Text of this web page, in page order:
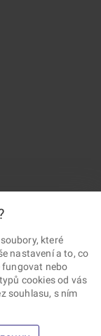
které
nastavení a to, co
fungovat nebo
cookies od vás
souhlasu, s ním